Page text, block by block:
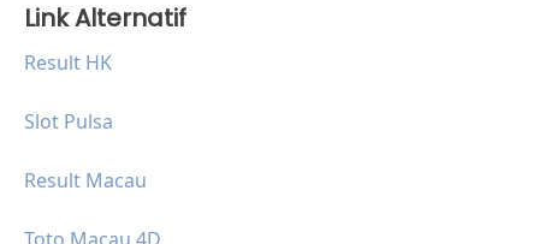
Link Alternatif
Result HK
Slot Pulsa
Result Macau